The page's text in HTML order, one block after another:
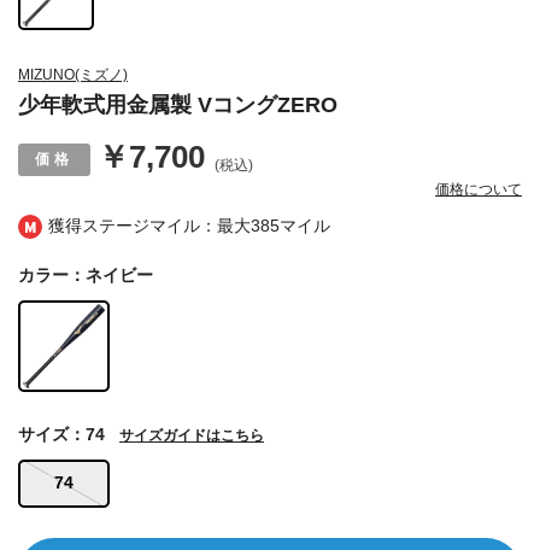
獲得ステージマイル：最大385マイル
MIZUNO(ミズノ)
少年軟式用金属製 VコングZERO
￥7,700 (税込)
価格について
カラー：ネイビー
74
サイズ：74 サイズガイドはこちら